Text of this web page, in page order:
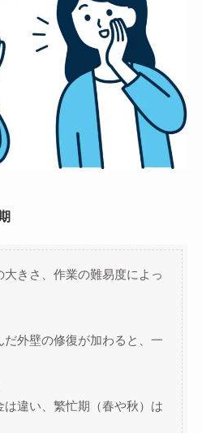
きさ、作業の難易度によっ
外壁の修復が加わると、一
違い、繁忙期（春や秋）は